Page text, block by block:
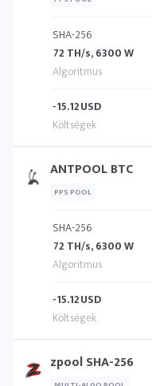
SHA-256
72 TH/s, 6300 W
-15.12USD
ANTPOOL BTC
PPS POOL
SHA-256
72 TH/s, 6300 W
-15.12USD
zpool SHA-256